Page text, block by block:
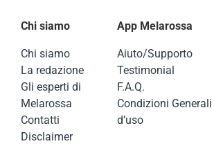
Chi siamo
Chi siamo
La redazione
Gli esperti di
Melarossa
Contatti
Disclaimer
App Melarossa
Aiuto/Supporto
Testimonial
F.A.Q.
Condizioni Generali
d’uso